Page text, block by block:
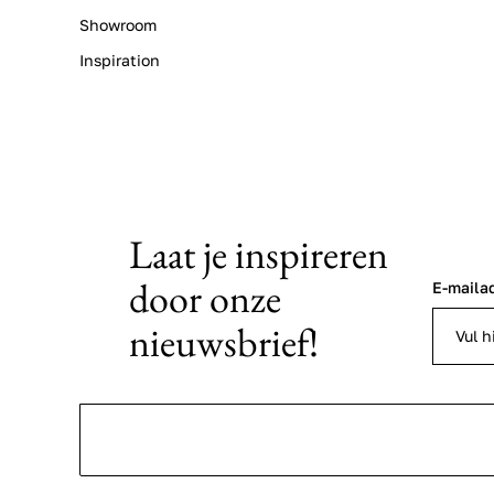
Showroom
Inspiration
Laat je inspireren
door onze
nieuwsbrief!
E-